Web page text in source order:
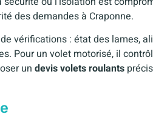
des demandes à Craponne.
vérifications : état des lames,
Pour un volet motorisé, il
un devis volets roulants